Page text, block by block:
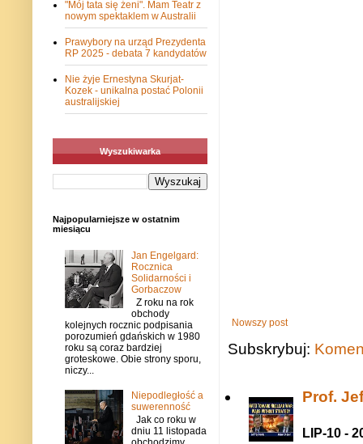
Nowszy post
Subskrybuj:
Prof.
LIP-10 -
"Mój tata się żeni". Mam Teatr z
nowym spektaklem w Australii
Prawybory na urząd Prezydenta
RP 2025 - debata 7 kandydatów
Nie żyje Ernestyna Skurjat-
Kozek - unikalna postać Polonii
australijskiej
Wyszukiwarka
Najpopularniejsze w ostatnim
miesiącu
Jan Engelgard:
Rocznica
Solidarności i
Gorbaczow
Z roku na rok
obchody
kolejnych rocznic podpisania
porozumień gdańskich w 1980
roku są coraz bardziej
groteskowe. Obie strony sporu,
niczy...
Niepodległość a
suwerenność
Jak co roku w
dniu 11 listopada